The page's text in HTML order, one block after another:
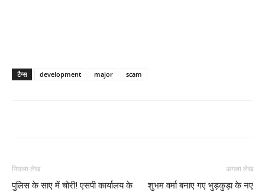
टैग्स development major scam
पिछला लेख
पुलिस के साए में चोरी! एसपी कार्यालय के
अगला लेख
शुभम वर्मा बनाए गए भुड़कुड़ा के नए